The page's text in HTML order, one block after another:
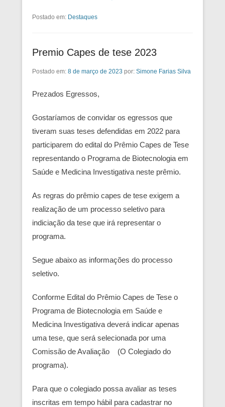
Postado em: Destaques
Premio Capes de tese 2023
Postado em: 8 de março de 2023 por: Simone Farias Silva
Prezados Egressos,
Gostaríamos de convidar os egressos que
tiveram suas teses defendidas em 2022 para
participarem do edital do Prêmio Capes de Tese
representando o Programa de Biotecnologia em
Saúde e Medicina Investigativa neste prêmio.
As regras do prêmio capes de tese exigem a
realização de um processo seletivo para
indiciação da tese que irá representar o
programa.
Segue abaixo as informações do processo
seletivo.
Conforme Edital do Prêmio Capes de Tese o
Programa de Biotecnologia em Saúde e
Medicina Investigativa deverá indicar apenas
uma tese, que será selecionada por uma
Comissão de Avaliação (O Colegiado do
programa).
Para que o colegiado possa avaliar as teses
inscritas em tempo hábil para cadastrar no